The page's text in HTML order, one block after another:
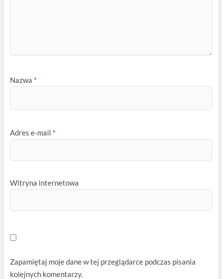
Nazwa *
Adres e-mail *
Witryna internetowa
Zapamiętaj moje dane w tej przeglądarce podczas pisania
kolejnych komentarzy.